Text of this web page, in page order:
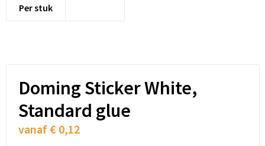
Per stuk
Doming Sticker White,
Standard glue
vanaf € 0,12